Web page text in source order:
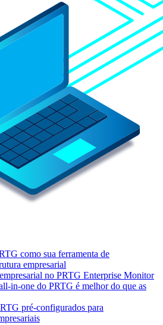
como sua ferramenta de
empresarial
no PRTG Enterprise Monitor
in-one do PRTG é melhor do que as
pré-configurados para